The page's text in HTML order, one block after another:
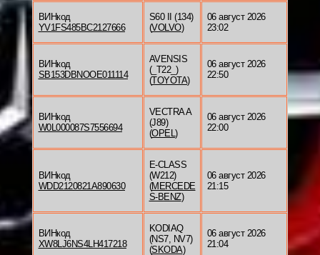
ВИНкод
YV1FS485BC2127666
S60 II (134)
(VOLVO)
06 август 2026
23:02
ВИНкод
SB153DBNOOE011114
AVENSIS
(_T22_)
(TOYOTA)
06 август 2026
22:50
ВИНкод
W0L000087S7556694
VECTRA A
(J89)
(OPEL)
06 август 2026
22:00
ВИНкод
WDD2120821A890630
E-CLASS
(W212)
(MERCEDE
S-BENZ)
06 август 2026
21:15
ВИНкод
XW8LJ6NS4LH417218
KODIAQ
(NS7, NV7)
(SKODA)
06 август 2026
21:04